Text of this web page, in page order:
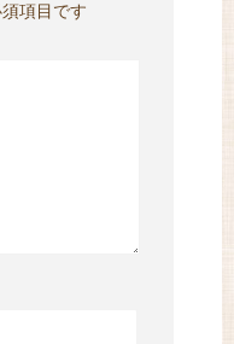
項目です